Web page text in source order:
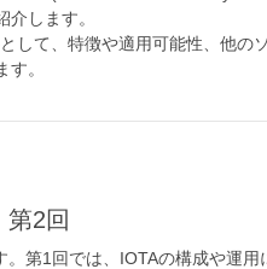
介します。
して、特徴や適用可能性、他の
。
2回
。第1回では、IOTAの構成や運